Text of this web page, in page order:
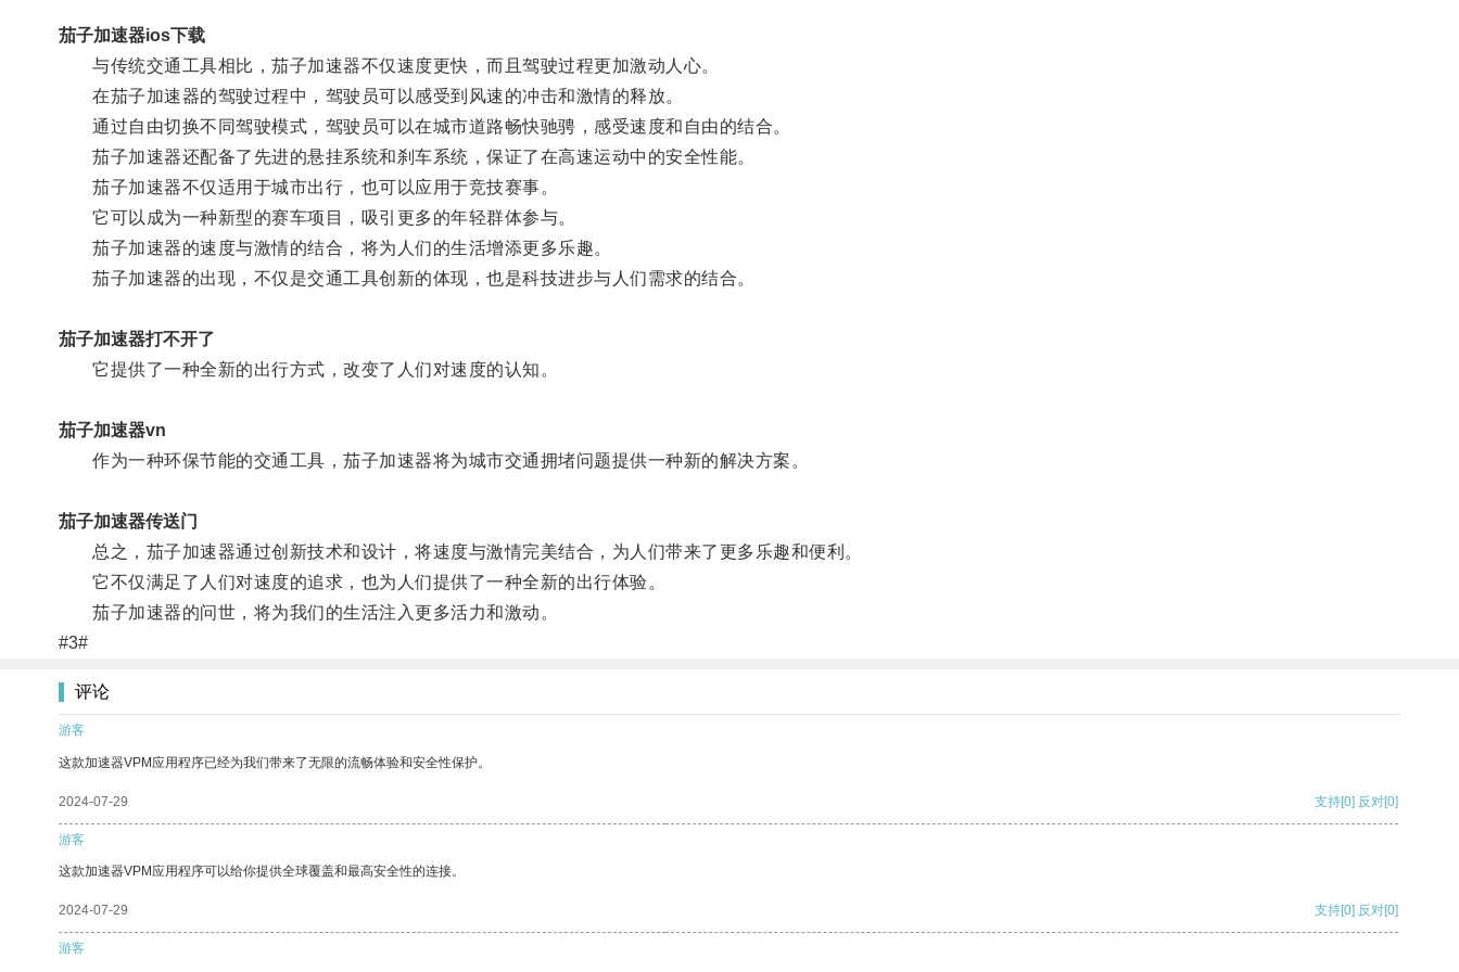
茄子加速器ios下载
与传统交通工具相比，茄子加速器不仅速度更快，而且驾驶过程更加激动人心。
在茄子加速器的驾驶过程中，驾驶员可以感受到风速的冲击和激情的释放。
通过自由切换不同驾驶模式，驾驶员可以在城市道路畅快驰骋，感受速度和自由的结合。
茄子加速器还配备了先进的悬挂系统和刹车系统，保证了在高速运动中的安全性能。
茄子加速器不仅适用于城市出行，也可以应用于竞技赛事。
它可以成为一种新型的赛车项目，吸引更多的年轻群体参与。
茄子加速器的速度与激情的结合，将为人们的生活增添更多乐趣。
茄子加速器的出现，不仅是交通工具创新的体现，也是科技进步与人们需求的结合。
茄子加速器打不开了
它提供了一种全新的出行方式，改变了人们对速度的认知。
茄子加速器vn
作为一种环保节能的交通工具，茄子加速器将为城市交通拥堵问题提供一种新的解决方案。
茄子加速器传送门
总之，茄子加速器通过创新技术和设计，将速度与激情完美结合，为人们带来了更多乐趣和便利。
它不仅满足了人们对速度的追求，也为人们提供了一种全新的出行体验。
茄子加速器的问世，将为我们的生活注入更多活力和激动。
#3#
评论
游客
这款加速器VPM应用程序已经为我们带来了无限的流畅体验和安全性保护。
2024-07-29 支持[0] 反对[0]
游客
这款加速器VPM应用程序可以给你提供全球覆盖和最高安全性的连接。
2024-07-29 支持[0] 反对[0]
游客